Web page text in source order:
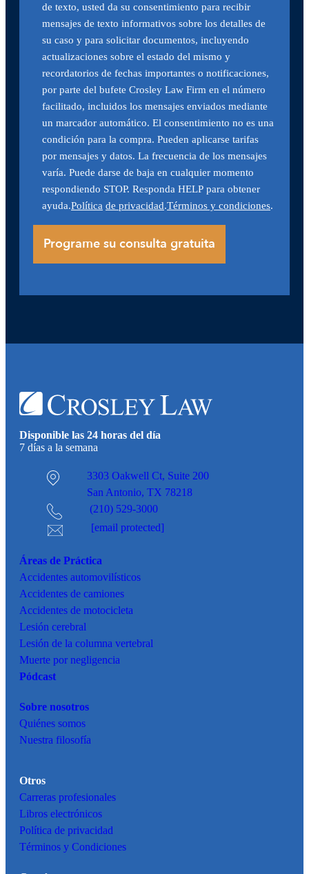
de texto, usted da su consentimiento para recibir
mensajes de texto informativos sobre los detalles de
su caso y para solicitar documentos, incluyendo
actualizaciones sobre el estado del mismo y
recordatorios de fechas importantes o notificaciones,
por parte del bufete Crosley Law Firm en el número
facilitado, incluidos los mensajes enviados mediante
un marcador automático. El consentimiento no es una
condición para la compra. Pueden aplicarse tarifas
por mensajes y datos. La frecuencia de los mensajes
varía. Puede darse de baja en cualquier momento
respondiendo STOP. Responda HELP para obtener
ayuda.Política de privacidad.Términos y condiciones.
Disponible las 24 horas del día
7 días a la semana
3303 Oakwell Ct, Suite 200
San Antonio, TX 78218
(210) 529-3000
[email protected]
Áreas de Práctica
Accidentes automovilísticos
Accidentes de camiones
Accidentes de motocicleta
Lesión cerebral
Lesión de la columna vertebral
Muerte por negligencia
Pódcast
Sobre nosotros
Quiénes somos
Nuestra filosofía
Otros
Carreras profesionales
Libros electrónicos
Política de privacidad
Términos y Condiciones